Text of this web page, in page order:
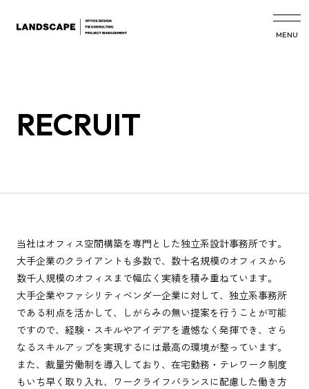
MENU
RECRUIT
当社はオフィス空間構築を専門とした独立系設計事務所です。
大手企業のクライアントも多数で、数十名規模のオフィスから
数千人規模のオフィスまで幅広く実績を積み重ねています。
大手企業やファシリティベンダー企業に対して、独立系事務所
である利点を活かして、しがらみの無い提案を行うことが可能
ですので、経験・スキルやアイデアを遺憾なく発揮でき、さら
なるスキルアップを実現するには最高の環境が整っています。
また、裁量労働制を導入しており、在宅勤務・テレワーク制度
もいち早く取り入れ、ワークライフバランスに配慮した働き方